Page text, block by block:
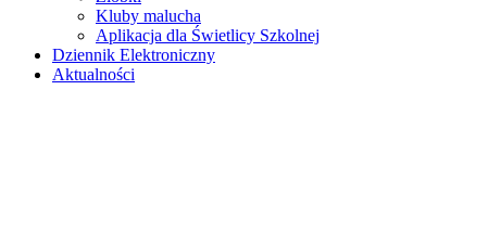
Kluby malucha
Aplikacja dla Świetlicy Szkolnej
Dziennik Elektroniczny
Aktualności